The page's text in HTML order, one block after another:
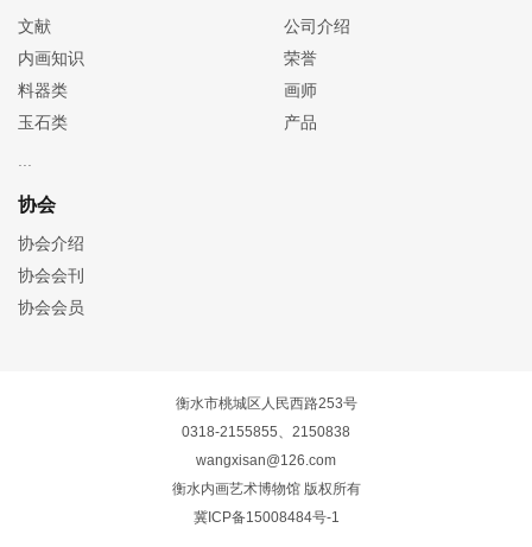
文献
内画知识
料器类
玉石类
公司介绍
荣誉
画师
产品
协会
协会介绍
协会会刊
协会会员
衡水市桃城区人民西路253号
0318-2155855、2150838
wangxisan@126.com
衡水内画艺术博物馆 版权所有
冀ICP备15008484号-1